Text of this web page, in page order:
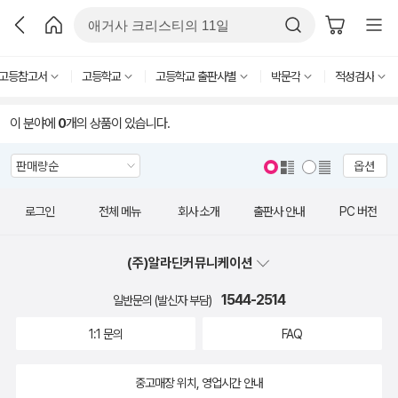
등참고서 고등학교 고등학교 출판사별 박문각 적성검사
이 분야에 0개의 상품이 있습니다.
옵션
로그인 전체 메뉴 회사 소개 출판사 안내 PC 버전
(주)알라딘커뮤니케이션
일반문의 (발신자 부담) 1544-2514
1:1 문의 FAQ
중고매장 위치, 영업시간 안내